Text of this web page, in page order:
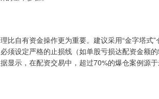
比自有资金操作更为重要。建议采用“金字塔式
须设定严格的止损线（如单股亏损达配资金额
显示，在配资交易中，超过70%的爆仓案例源于